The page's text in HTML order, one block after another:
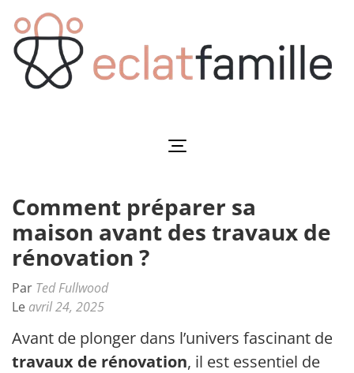
au
contenu
(Pressez
Comment préparer sa
maison avant des travaux de
rénovation ?
Par Ted Fullwood
Le avril 24, 2025
Avant de plonger dans l’univers fascinant des
travaux de rénovation, il est essentiel de